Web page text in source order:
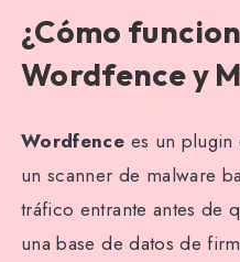
¿Cómo
Wordfence y
Wordfence es un
un scanner de malware
tráfico entrante antes de
una base de datos de